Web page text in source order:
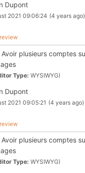
Dupont
2021 09:06:24 (4 years ago)
Avoir plusieurs comptes
Type: WYSIWYG)
Dupont
2021 09:05:21 (4 years ago)
Avoir plusieurs comptes
Type: WYSIWYG)